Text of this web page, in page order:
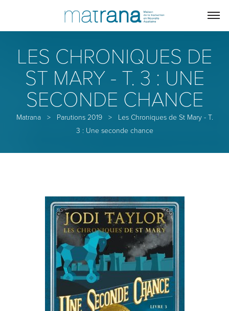
LES CHRONIQUES DE
ST MARY - T. 3 : UNE
SECONDE CHANCE
Matrana> Parutions 2019 >
Les Chroniques de St Mary - T.
3 : Une seconde chance